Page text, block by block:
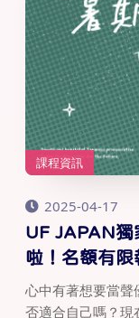
課程資訊
2025-04-17
UF JAPAN獨
啦！名額有限
心中有著想要當聲
否適合自己嗎？現